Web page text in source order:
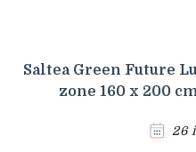
Saltea Green Future
zone 160 x 200
26